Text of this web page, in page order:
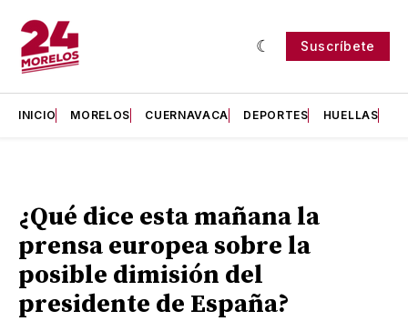
Suscríbete
INICIO MORELOS CUERNAVACA DEPORTES HUELLAS
¿Qué dice esta mañana la
prensa europea sobre la
posible dimisión del
presidente de España?